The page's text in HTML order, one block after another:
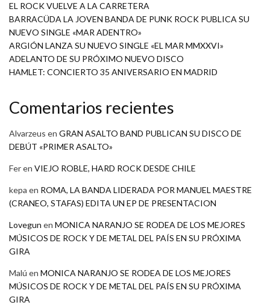
EL ROCK VUELVE A LA CARRETERA
BARRACÜDA LA JOVEN BANDA DE PUNK ROCK PUBLICA SU
NUEVO SINGLE «MAR ADENTRO»
ARGIÓN LANZA SU NUEVO SINGLE «EL MAR MMXXVI»
ADELANTO DE SU PRÓXIMO NUEVO DISCO
HAMLET: CONCIERTO 35 ANIVERSARIO EN MADRID
Comentarios recientes
Alvarzeus en GRAN ASALTO BAND PUBLICAN SU DISCO DE
DEBÚT «PRIMER ASALTO»
Feren VIEJO ROBLE, HARD ROCK DESDE CHILE
kepa en ROMA, LA BANDA LIDERADA POR MANUEL MAESTRE
(CRANEO, STAFAS) EDITA UN EP DE PRESENTACION
Lovegun en MONICA NARANJO SE RODEA DE LOS MEJORES
MÚSICOS DE ROCK Y DE METAL DEL PAÍS EN SU PRÓXIMA
GIRA
Malú en MONICA NARANJO SE RODEA DE LOS MEJORES
MÚSICOS DE ROCK Y DE METAL DEL PAÍS EN SU PRÓXIMA
GIRA